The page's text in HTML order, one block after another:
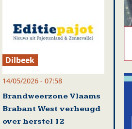
Dilbeek
14/05/2026 - 07:58
Brandweerzone Vlaams
Brabant West verheugd
over herstel 12